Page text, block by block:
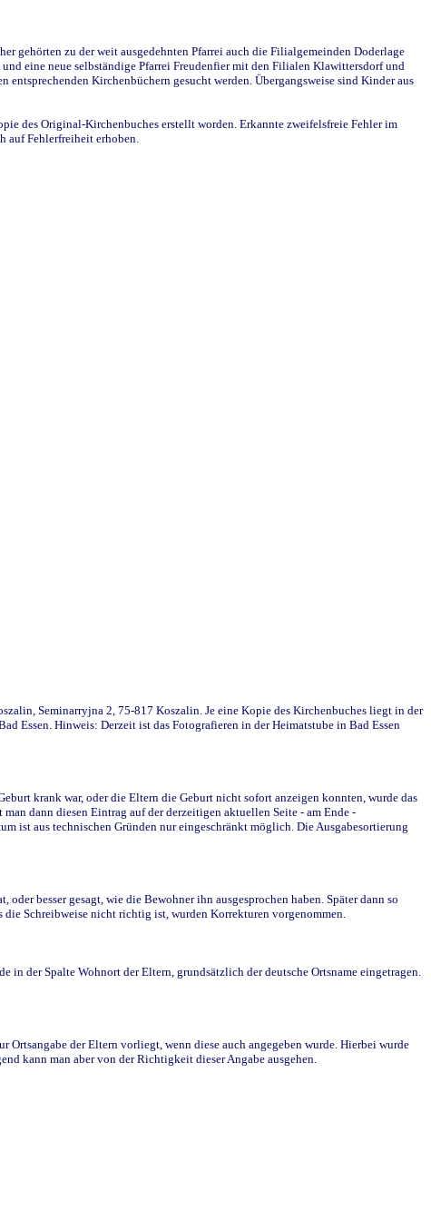
gehörten zu der weit ausgedehnten Pfarrei auch die Filialgemeinden Doderlage
eine neue selbständige Pfarrei Freudenfier mit den Filialen Klawittersdorf und
Kirchenbüchern gesucht werden. Übergangsweise sind Kinder aus
des Original-Kirchenbuches erstellt worden. Erkannte zweifelsfreie Fehler im
auf Fehlerfreiheit erhoben.
Seminarryjna 2, 75-817 Koszalin. Je eine Kopie des Kirchenbuches liegt in der
Essen. Hinweis: Derzeit ist das Fotografieren in der Heimatstube in Bad Essen
krank war, oder die Eltern die Geburt nicht sofort anzeigen konnten, wurde das
dann diesen Eintrag auf der derzeitigen aktuellen Seite - am Ende -
ist aus technischen Gründen nur eingeschränkt möglich. Die Ausgabesortierung
besser gesagt, wie die Bewohner ihn ausgesprochen haben. Später dann so
Schreibweise nicht richtig ist, wurden Korrekturen vorgenommen.
der Spalte Wohnort der Eltern, grundsätzlich der deutsche Ortsname eingetragen.
der Eltern vorliegt, wenn diese auch angegeben wurde. Hierbei wurde
kann man aber von der Richtigkeit dieser Angabe ausgehen.